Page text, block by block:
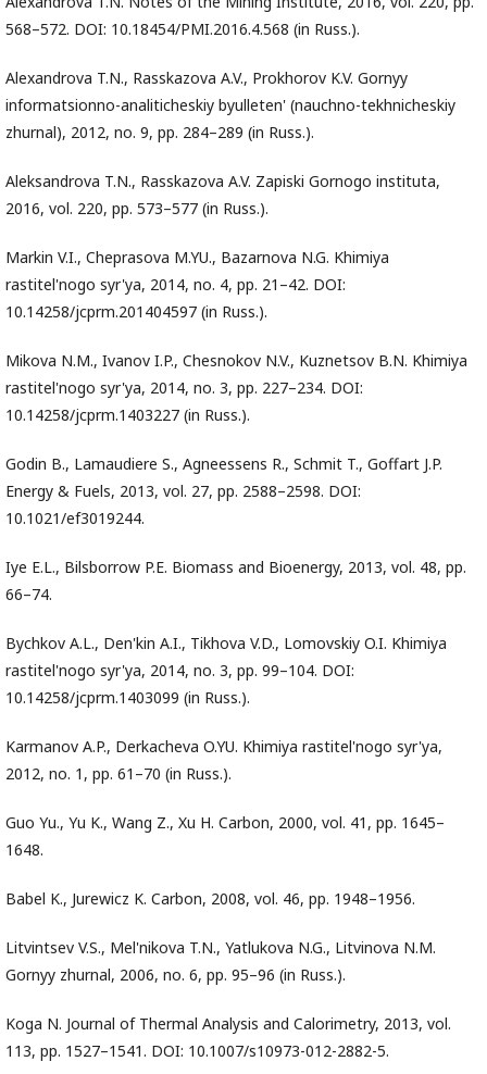
568–572. DOI: 10.18454/PMI.2016.4.568 (in Russ.).
Alexandrova T.N., Rasskazova A.V., Prokhorov K.V. Gornyy
informatsionno-analiticheskiy byulleten' (nauchno-tekhnicheskiy
zhurnal), 2012, no. 9, pp. 284–289 (in Russ.).
Aleksandrova T.N., Rasskazova A.V. Zapiski Gornogo instituta,
2016, vol. 220, pp. 573–577 (in Russ.).
Markin V.I., Cheprasova M.YU., Bazarnova N.G. Khimiya
rastitel'nogo syr'ya, 2014, no. 4, pp. 21–42. DOI:
10.14258/jcprm.201404597 (in Russ.).
Mikova N.M., Ivanov I.P., Chesnokov N.V., Kuznetsov B.N. Khimiya
rastitel'nogo syr'ya, 2014, no. 3, pp. 227–234. DOI:
10.14258/jcprm.1403227 (in Russ.).
Godin B., Lamaudiere S., Agneessens R., Schmit T., Goffart J.P.
Energy & Fuels, 2013, vol. 27, pp. 2588–2598. DOI:
10.1021/ef3019244.
Iye E.L., Bilsborrow P.E. Biomass and Bioenergy, 2013, vol. 48, pp.
66–74.
Bychkov A.L., Den'kin A.I., Tikhova V.D., Lomovskiy O.I. Khimiya
rastitel'nogo syr'ya, 2014, no. 3, pp. 99–104. DOI:
10.14258/jcprm.1403099 (in Russ.).
Karmanov A.P., Derkacheva O.YU. Khimiya rastitel'nogo syr'ya,
2012, no. 1, pp. 61–70 (in Russ.).
Guo Yu., Yu K., Wang Z., Xu H. Carbon, 2000, vol. 41, pp. 1645–
1648.
Babel K., Jurewicz K. Carbon, 2008, vol. 46, pp. 1948–1956.
Litvintsev V.S., Mel'nikova T.N., Yatlukova N.G., Litvinova N.M.
Gornyy zhurnal, 2006, no. 6, pp. 95–96 (in Russ.).
Koga N. Journal of Thermal Analysis and Calorimetry, 2013, vol.
113, pp. 1527–1541. DOI: 10.1007/s10973-012-2882-5.